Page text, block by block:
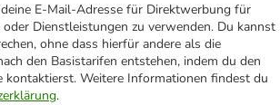
E-Mail-Adresse für Direktwerbung für
oder Dienstleistungen zu verwenden. Du kannst
ohne dass hierfür andere als die
den Basistarifen entstehen, indem du den
kontaktierst. Weitere Informationen findest du
.